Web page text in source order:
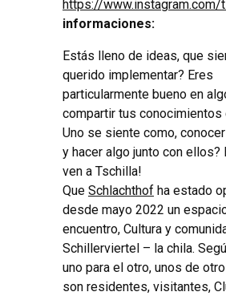
https://
informaciones:
Estás lleno de ideas, que
querido implementar? Eres
particularmente bueno en
compartir tus conocimientos
Uno se siente como,
y hacer algo junto con ellos?
ven a Tschilla!
Que Schlachthof ha estado
desde mayo 2022 un
encuentro, Cultura y
Schillerviertel – la chila.
uno para el otro, unos de
son residentes, visitantes,